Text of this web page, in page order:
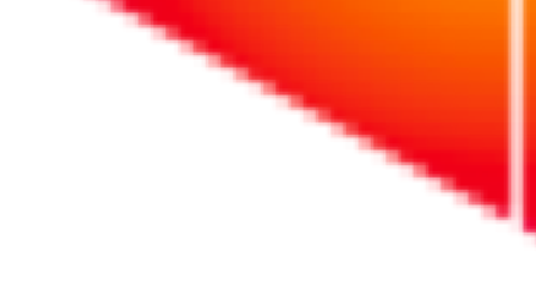
退職する社員が備品を返
さない……賃金や退職金
から控除してもいい？